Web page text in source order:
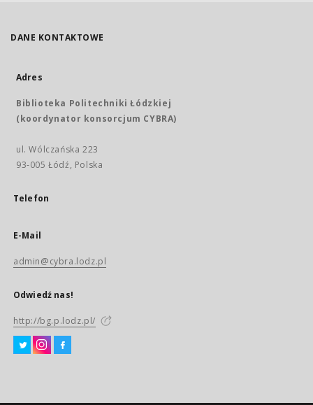
DANE KONTAKTOWE
Adres
Biblioteka Politechniki Łódzkiej
(koordynator konsorcjum CYBRA)
ul. Wólczańska 223
93-005 Łódź, Polska
Telefon
E-Mail
admin@cybra.lodz.pl
Odwiedź nas!
http://bg.p.lodz.pl/